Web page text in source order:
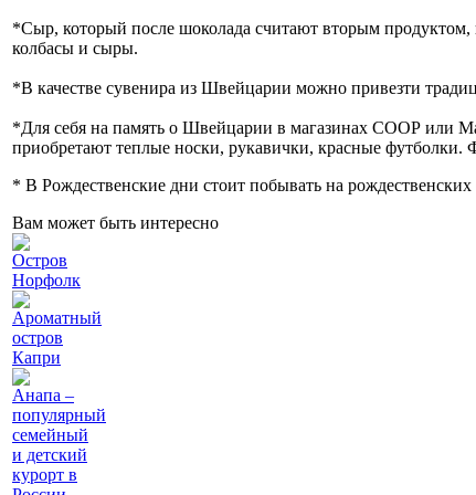
*Сыр, который после шоколада считают вторым
колбасы и сыры.
*В качестве сувенира из Швейцарии можно привезти
*Для себя на память о Швейцарии в магазинах СООР или
приобретают теплые носки, рукавички, красные
* В Рождественские дни стоит побывать на
Вам может быть интересно
Остров
Норфолк
Ароматный
остров
Капри
Анапа –
популярный
семейный
и детский
курорт в